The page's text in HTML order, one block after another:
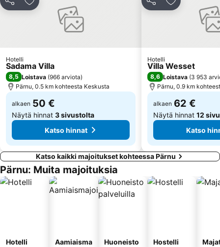
Jaa Lisää suosikkeihin
Hotelli
Sadama Villa
8,5 Loistava (966 arviota)
Pärnu, 0.5 km kohteesta Keskusta
alkaen 50 €
Näytä hinnat 3 sivustolta
Katso hinnat
Jaa Lisää
Hotelli
Villa Wesset
8,6 Loistava (3 953
Pärnu, 0.9 km
alkaen 62 €
Näytä hinnat 12
Katso
Katso kaikki majoitukset kohteessa Pärnu
Pärnu: Muita majoituksia
Hotelli
Aamiaisma
Huoneisto
Hostelli